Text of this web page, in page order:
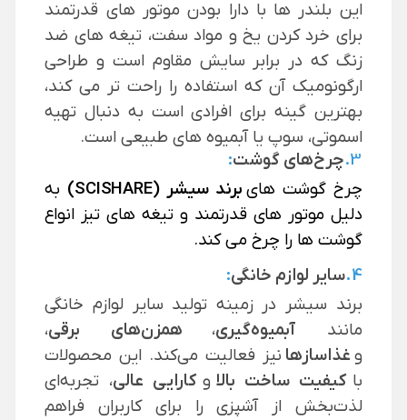
این بلندر ها با دارا بودن موتور های قدرتمند
برای خرد کردن یخ و مواد سفت، تیغه های ضد
زنگ که در برابر سایش مقاوم است و طراحی
ارگونومیک آن که استفاده را راحت تر می کند،
بهترین گینه برای افرادی است به دنبال تهیه
اسموتی، سوپ یا آبمیوه های طبیعی است.
3. چرخ‌های گوشت:
چرخ گوشت های برند سیشر (SCISHARE)
به
دلیل موتور های قدرتمند و تیغه های تیز انواع
گوشت ها را چرخ می کند.
4. سایر لوازم خانگی:
برند سیشر در زمینه تولید سایر لوازم خانگی
مانندآبمیوه‌گیری، همزن‌های برقی،
و غذاسازها نیز فعالیت می‌کند. این محصولات
باکیفیت ساخت بالاوکارایی عالی، تجربه‌ای
لذت‌بخش از آشپزی را برای کاربران فراهم